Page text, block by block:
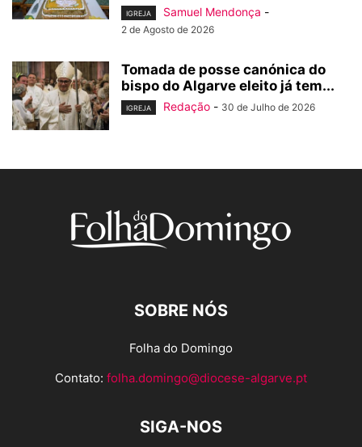
IGREJA Samuel Mendonça -
2 de Agosto de 2026
Tomada de posse canónica do
bispo do Algarve eleito já tem...
IGREJA Redação - 30 de Julho de 2026
SOBRE NÓS
Folha do Domingo
Contato: folha.domingo@diocese-algarve.pt
SIGA-NOS